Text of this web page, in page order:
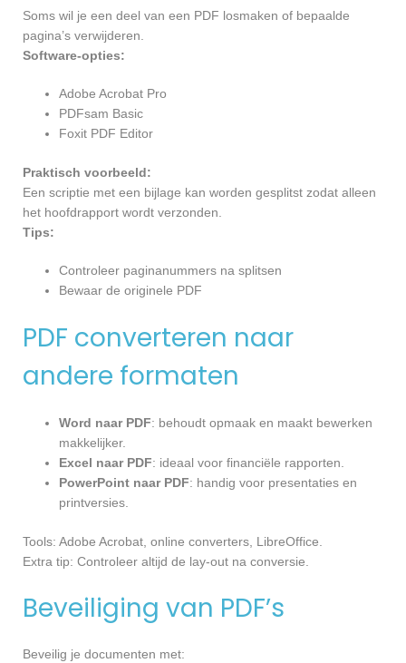
Soms wil je een deel van een PDF losmaken of bepaalde
pagina’s verwijderen.
Software-opties:
Adobe Acrobat Pro
PDFsam Basic
Foxit PDF Editor
Praktisch voorbeeld:
Een scriptie met een bijlage kan worden gesplitst zodat alleen
het hoofdrapport wordt verzonden.
Tips:
Controleer paginanummers na splitsen
Bewaar de originele PDF
PDF converteren naar
andere formaten
Word naar PDF: behoudt opmaak en maakt bewerken
makkelijker.
Excel naar PDF: ideaal voor financiële rapporten.
PowerPoint naar PDF: handig voor presentaties en
printversies.
Tools: Adobe Acrobat, online converters, LibreOffice.
Extra tip: Controleer altijd de lay-out na conversie.
Beveiliging van PDF’s
Beveilig je documenten met: